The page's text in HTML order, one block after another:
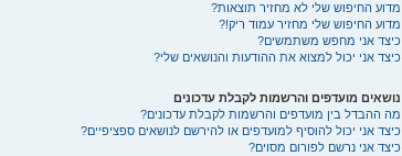
מדוע החיפוש שלי לא מחזיר תוצאות?
מדוע החיפוש שלי מחזיר עמוד ריק!?
כיצד אני מחפש משתמשים?
כיצד אני יכול למצוא את ההודעות והנושאים שלי?
נושאים מועדפים והרשמות לקבלת עדכונים
מה ההבדל בין מועדפים והרשמות לקבלת עדכונים?
כיצד אני יכול להוסיף למועדפים או להירשם לנושאים ספציפיים?
כיצד אני נרשם לפורום מסוים?